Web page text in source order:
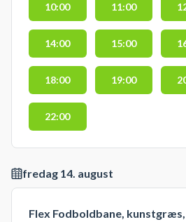
10:00 11:00
14:00 15:00
18:00 19:00
22:00
fredag 14. august
Flex Fodboldbane,